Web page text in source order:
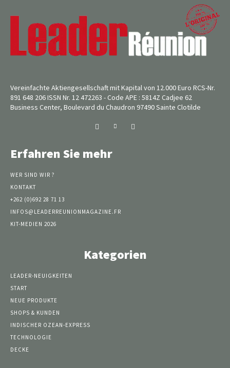
Vereinfachte Aktiengesellschaft mit Kapital von 12.000 Euro RCS-Nr.
891 648 206 ISSN Nr. 12 472263 - Code APE : 5814Z Cadjee 62
Business Center, Boulevard du Chaudron 97490 Sainte Clotilde
Erfahren Sie mehr
WER SIND WIR ?
KONTAKT
+262 (0)692 28 71 13
INFOS@LEADERREUNIONMAGAZINE.FR
KIT-MEDIEN 2026
Kategorien
LEADER-NEUIGKEITEN
START
NEUE PRODUKTE
SHOPS & KUNDEN
INDISCHER OZEAN-EXPRESS
TECHNOLOGIE
DECKE